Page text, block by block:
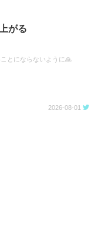
がる
とにならないように🙏
2026-08-01